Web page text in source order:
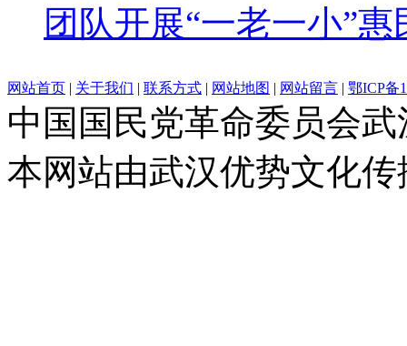
团队开展“一老一小”惠
网站首页 | 关于我们 | 联系方式 | 网站地图 | 网站留言 | 鄂ICP备
中国国民党革命委员会
本网站由武汉优势文化